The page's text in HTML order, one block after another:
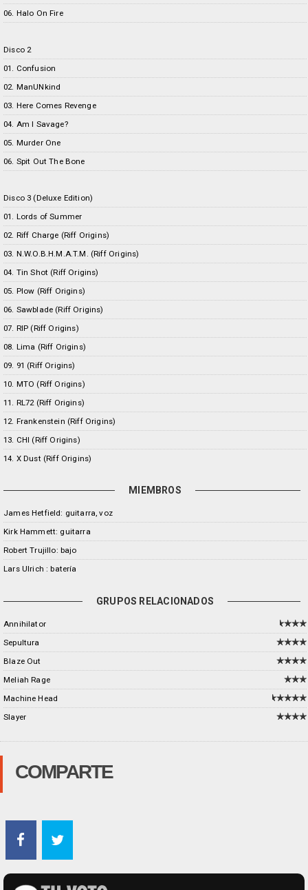
06. Halo On Fire
Disco 2
01. Confusion
02. ManUNkind
03. Here Comes Revenge
04. Am I Savage?
05. Murder One
06. Spit Out The Bone
Disco 3 (Deluxe Edition)
01. Lords of Summer
02. Riff Charge (Riff Origins)
03. N.W.O.B.H.M.A.T.M. (Riff Origins)
04. Tin Shot (Riff Origins)
05. Plow (Riff Origins)
06. Sawblade (Riff Origins)
07. RIP (Riff Origins)
08. Lima (Riff Origins)
09. 91 (Riff Origins)
10. MTO (Riff Origins)
11. RL72 (Riff Origins)
12. Frankenstein (Riff Origins)
13. CHI (Riff Origins)
14. X Dust (Riff Origins)
MIEMBROS
James Hetfield: guitarra, voz
Kirk Hammett: guitarra
Robert Trujillo: bajo
Lars Ulrich : batería
GRUPOS RELACIONADOS
Annihilator
Sepultura
Blaze Out
Meliah Rage
Machine Head
Slayer
COMPARTE